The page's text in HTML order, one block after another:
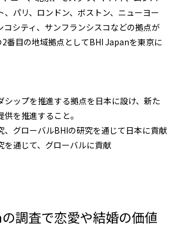
、パリ、ロンドン、ボストン、ニューヨー
コシティ、サンフランシスコなどの拠点が
番目の地域拠点としてBHI Japanを東京に
シップを推進する拠点を日本に設け、新た
を推進すること。
、グローバルBHIの研究を通じて日本に貢献
を通じて、グローバルに貢献
調査で恋愛や結婚の価値